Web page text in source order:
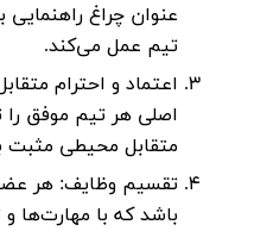
عنوان چراغ
تیم عمل می‌کند.
اعتماد و احترام
اصلی هر تیم موفق
متقابل محیطی مثبت
تقسیم وظایف: هر
باشد که با